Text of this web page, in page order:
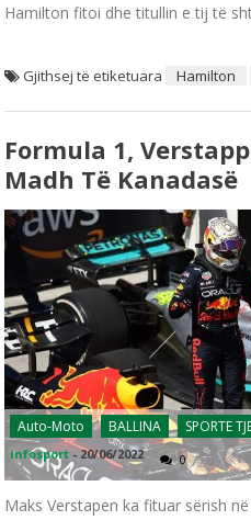
Hamilton fitoi dhe titullin e tij të
Gjithsej të etiketuara Hamilton
Formula 1,
Madh Të Kanadasë
Auto-Moto BALLINA SPORTE
infosport -20/06/2022 0
Maks Verstapen ka fituar sërish